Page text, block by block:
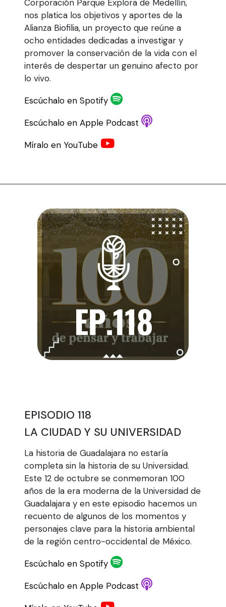
Corporación Parque Explora de Medellín,
nos platica los objetivos y aportes de la
Alianza Biofilia, un proyecto que reúne a
ocho entidades dedicadas a investigar y
promover la conservación de la vida con el
interés de despertar un genuino afecto por
lo vivo.
Escúchalo en Spotify
Escúchalo en Apple Podcast
Míralo en YouTube
EPISODIO 118
LA CIUDAD Y SU UNIVERSIDAD
La historia de Guadalajara no estaría
completa sin la historia de su Universidad.
Este 12 de octubre se conmemoran 100
años de la era moderna de la Universidad de
Guadalajara y en este episodio hacemos un
recuento de algunos de los momentos y
personajes clave para la historia ambiental
de la región centro-occidental de México.
Escúchalo en Spotify
Escúchalo en Apple Podcast